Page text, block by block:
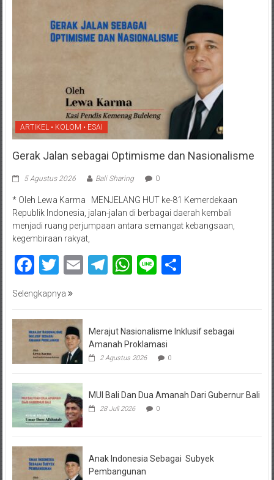
ARTIKEL • KOLOM • ESAI
Gerak Jalan sebagai Optimisme dan Nasionalisme
5 Agustus 2026 Bali Sharing 0
* Oleh Lewa Karma MENJELANG HUT ke-81 Kemerdekaan
Republik Indonesia, jalan-jalan di berbagai daerah kembali
menjadi ruang perjumpaan antara semangat kebangsaan,
kegembiraan rakyat,
Facebook
Twitter
EmailTelegram
WhatsApp
Line
Selengkapnya
Merajut Nasionalisme Inklusif sebagai
Amanah Proklamasi
2 Agustus 2026 0
MUI Bali Dan Dua Amanah Dari Gubernur Bali
28 Juli 2026 0
Anak Indonesia Sebagai Subyek
Pembangunan